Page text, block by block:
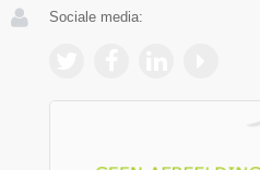
Sociale media: